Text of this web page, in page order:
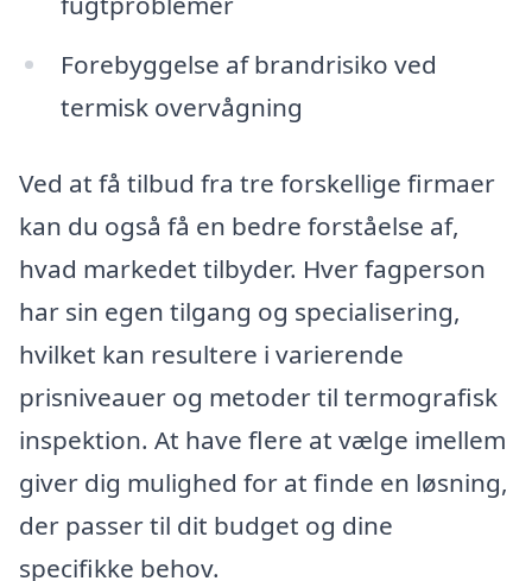
Forebyggelse af brandrisiko ved
termisk overvågning
Ved at få tilbud fra tre forskellige firmaer
kan du også få en bedre forståelse af,
hvad markedet tilbyder. Hver fagperson
har sin egen tilgang og specialisering,
hvilket kan resultere i varierende
prisniveauer og metoder til termografisk
inspektion. At have flere at vælge imellem
giver dig mulighed for at finde en løsning,
der passer til dit budget og dine
specifikke behov.